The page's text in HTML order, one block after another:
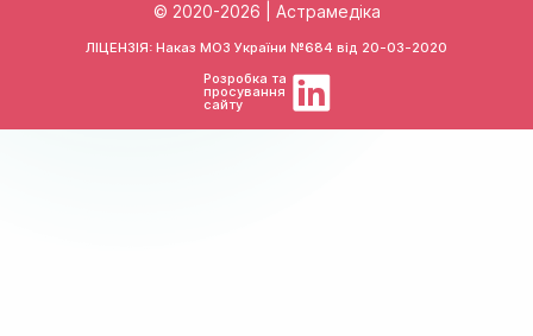
© 2020-2026 | Астрамедіка
ЛІЦЕНЗІЯ: Наказ МОЗ України №684 від 20-03-2020
Розробка та
просування
сайту